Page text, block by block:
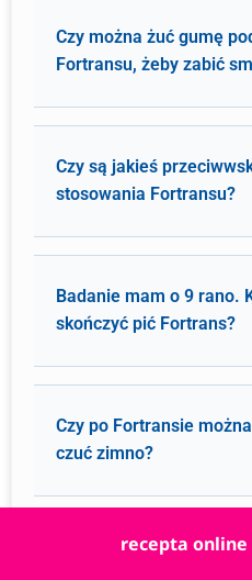
Czy można żuć gumę
Fortransu, żeby zabić
Czy są jakieś
stosowania Fortransu?
Badanie mam o 9 rano.
skończyć pić Fortrans?
Czy po Fortransie
czuć zimno?
Czy Fortrans trzeba pić
recepta